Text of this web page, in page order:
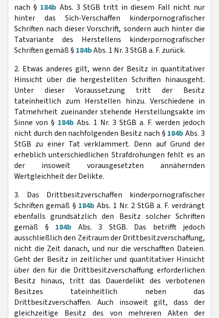
nach § 184b Abs. 3 StGB tritt in diesem Fall nicht nur
hinter das Sich-Verschaffen kinderpornografischer
Schriften nach dieser Vorschrift, sondern auch hinter die
Tatvariante des Herstellens kinderpornografischer
Schriften gemäß § 184bAbs. 1 Nr. 3 StGB a. F. zurück.
2. Etwas anderes gilt, wenn der Besitz in quantitativer
Hinsicht über die hergestellten Schriften hinausgeht.
Unter dieser Voraussetzung tritt der Besitz
tateinheitlich zum Herstellen hinzu. Verschiedene in
Tatmehrheit zueinander stehende Herstellungsakte im
Sinne von § 184b Abs. 1 Nr. 3 StGB a. F. werden jedoch
nicht durch den nachfolgenden Besitz nach § 184bAbs. 3
StGB zu einer Tat verklammert. Denn auf Grund der
erheblich unterschiedlichen Strafdrohungen fehlt es an
der insoweit vorausgesetzten annähernden
Wertgleichheit der Delikte.
3. Das Drittbesitzverschaffen kinderpornografischer
Schriften gemäß § 184b Abs. 1 Nr. 2 StGB a. F. verdrängt
ebenfalls grundsätzlich den Besitz solcher Schriften
gemäß § 184b Abs. 3 StGB. Das betrifft jedoch
ausschließlich den Zeitraum der Drittbesitzverschaffung,
nicht die Zeit danach, und nur die verschafften Dateien.
Geht der Besitz in zeitlicher und quantitativer Hinsicht
über den für die Drittbesitzverschaffung erforderlichen
Besitz hinaus, tritt das Dauerdelikt des verbotenen
Besitzes tateinheitlich neben das
Drittbesitzverschaffen. Auch insoweit gilt, dass der
gleichzeitige Besitz des von mehreren Akten der